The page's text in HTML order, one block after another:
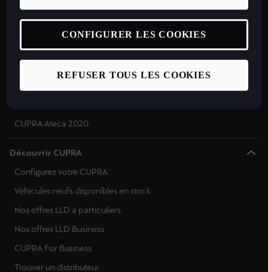
Nouvelle CUPRA Born 2026
CUPRA Terramar
CUPRA Ateca 2020
Découvrir CUPRA
Configurez votre CUPRA
Véhicules neufs disponibles en stock
Nos offres LLD à particuliers
Nos offres LLD Business
CUPRA For Business
Trouver un distributeur
REFUSER TOUS LES COOKIES
CONFIGURER LES COOKIES